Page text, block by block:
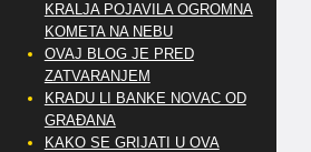
KRALJA POJAVILA OGROMNA
KOMETA NA NEBU
OVAJ BLOG JE PRED
ZATVARANJEM
KRADU LI BANKE NOVAC OD
GRAĐANA
KAKO SE GRIJATI U OVA